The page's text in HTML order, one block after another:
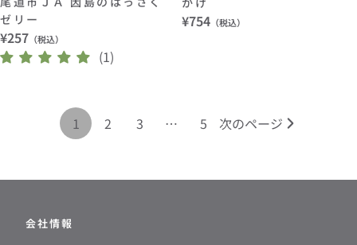
ゼリー
通
常
¥257 （税込）
(1)
通
¥754 （税込）
1 2 3 … 5 次のページ
会社情報